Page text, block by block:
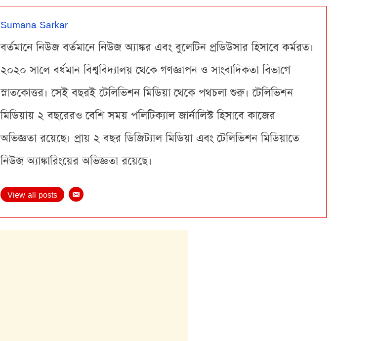
Sumana Sarkar
বর্তমানে নিউজ বর্তমানে নিউজ অ্যাঙ্কর এবং বুলেটিন প্রডিউসার হিসাবে কর্মরত।
২০২০ সালে বর্ধমান বিশ্ববিদ্যালয় থেকে গণজ্ঞাপন ও সাংবাদিকতা বিভাগে
স্নাতকোত্তর। সেই বছরই টেলিভিশন মিডিয়া থেকে পথচলা শুরু। টেলিভিশন
মিডিয়ায় ২ বছরেরও বেশি সময় পলিটিক্যাল জার্নালিস্ট হিসাবে কাজের
অভিজ্ঞতা রয়েছে। প্রায় ২ বছর ডিজিট্যাল মিডিয়া এবং টেলিভিশন মিডিয়াতে
নিউজ অ্যাঙ্কারিংয়ের অভিজ্ঞতা রয়েছে।
View all posts